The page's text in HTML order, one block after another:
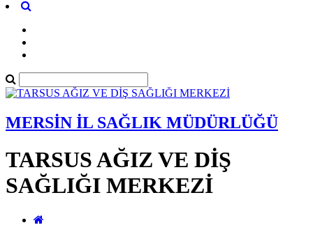
MERSİN İL SAĞLIK MÜDÜRLÜĞÜ
TARSUS AĞIZ VE DİŞ
SAĞLIĞI MERKEZİ